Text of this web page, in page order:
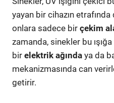
yayan bir cihazın etrafında
onlara sadece bir çekim
zamanda, sinekler bu
bir elektrik ağında ya da
mekanizmasında can
getirir.